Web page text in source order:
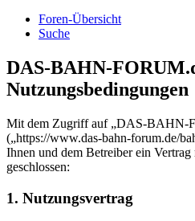
Foren-Übersicht
Suche
DAS-BAHN-
Nutzungsbedingungen
Mit dem Zugriff auf „DAS-BAHN-
(„https://www.das-bahn-forum.de/
Ihnen und dem Betreiber ein
geschlossen:
1. Nutzungsvertrag